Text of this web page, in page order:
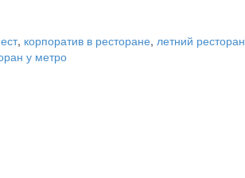
, корпоратив в ресторане, летний ресторан
у метро